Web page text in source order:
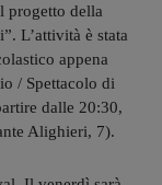
progetto della
L’attività è stata
appena
/ Spettacolo di
dalle 20:30,
Alighieri, 7).